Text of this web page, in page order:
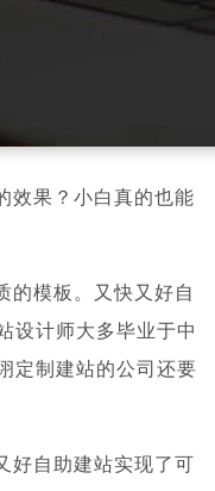
效果？小白真的也能
的模板。又快又好自
设计师大多毕业于中
定制建站的公司还要
好自助建站实现了可